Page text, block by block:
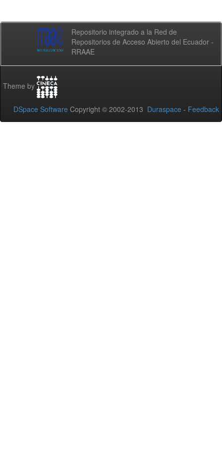
Repositorio integrado a la Red de
Repositorios de Acceso Abierto del Ecuador -
RRAAE
Theme by
DSpace Software Copyright © 2002-2013 Duraspace - Feedback